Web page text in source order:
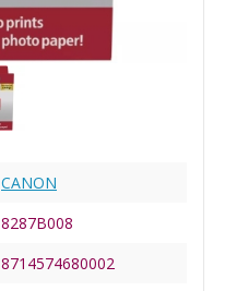
CANON
8287B008
8714574680002